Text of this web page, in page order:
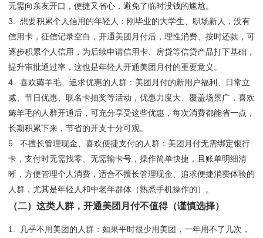
无需向亲友开口，便捷又省心，避免了临时没钱的尴尬。
3. 想要积累个人信用的年轻人：刚毕业的大学生、职场新人，没有
信用卡，征信记录空白，开通美团月付后，理性消费、按时还款，可
逐步积累个人信用，为后续申请信用卡、房贷等信贷产品打下基础，
提升审批通过率，这也是年轻人开通美团月付的重要意义。
4. 喜欢薅羊毛、追求优惠的人群：美团月付的新用户福利、日常立
减、节日优惠、联名卡抽奖等活动，优惠力度大、覆盖场景广，喜欢
薅羊毛的人群开通后，可充分享受这些优惠，每次消费都能省一点，
长期积累下来，节省的开支十分可观。
5. 不擅长管理现金、喜欢便捷支付的人群：美团月付无需绑定银行
卡，支付时无需找零、无需输卡号，操作简单快捷，且账单明细清
晰，方便管理个人消费，适合不擅长管理现金、追求便捷消费体验的
人群，尤其是年轻人和中老年群体（熟悉手机操作的）。
（二）这类人群，开通美团月付不值得（谨慎选择）
1. 几乎不用美团的人群：如果平时很少用美团，一年用不了几次，